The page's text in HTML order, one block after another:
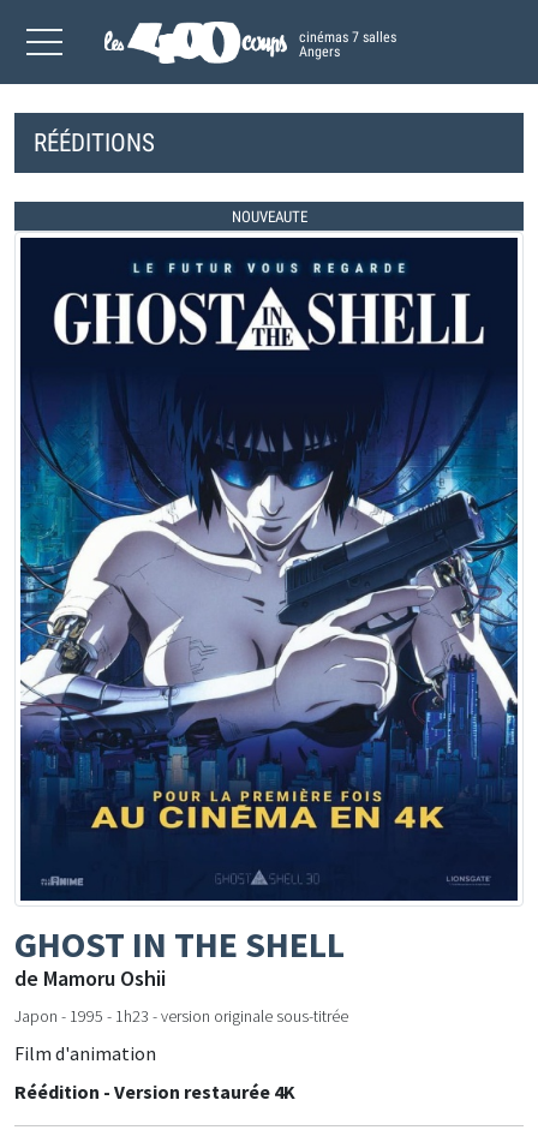
cinémas 7 salles
Angers
RÉÉDITIONS
NOUVEAUTE
GHOST IN THE SHELL
de Mamoru Oshii
Japon - 1995 - 1h23 - version originale sous-titrée
Film d'animation
Réédition - Version restaurée 4K